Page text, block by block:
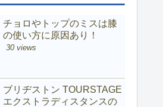
チョロやトップのミスは膝
の使い方に原因あり！
30 views
ブリヂストン TOURSTAGE
エクストラディスタンスの